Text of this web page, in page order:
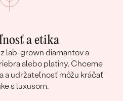
a etika
lab-grown diamantov a
alebo platiny. Chceme
a udržateľnosť môžu kráčať
s luxusom.